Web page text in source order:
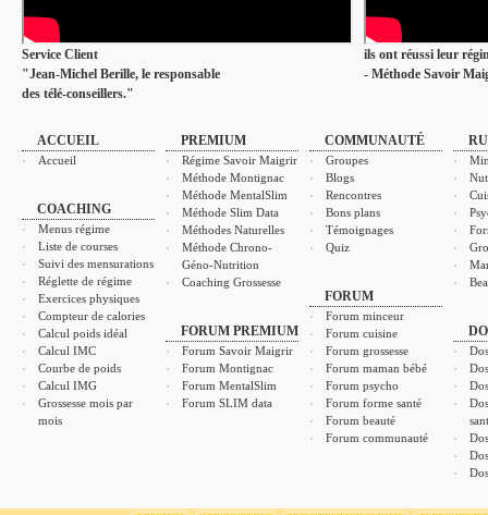
Service Client
"Jean-Michel Berille, le responsable
des télé-conseillers."
ils ont réussi leur
- Méthode Savoir
ACCUEIL
Accueil
COACHING
Menus régime
Liste de courses
Suivi des mensurations
Réglette de régime
Exercices physiques
Compteur de calories
Calcul poids idéal
Calcul IMC
Courbe de poids
Calcul IMG
Grossesse mois par
mois
PREMIUM
Régime Savoir Maigrir
Méthode Montignac
Méthode MentalSlim
Méthode Slim Data
Méthodes Naturelles
Méthode Chrono-
Géno-Nutrition
Coaching Grossesse
FORUM PREMIUM
Forum Savoir Maigrir
Forum Montignac
Forum MentalSlim
Forum SLIM data
COMMUNAUTÉ
Groupes
Blogs
Rencontres
Bons plans
Témoignages
Quiz
FORUM
Forum minceur
Forum cuisine
Forum grossesse
Forum maman bébé
Forum psycho
Forum forme santé
Forum beauté
Forum communauté